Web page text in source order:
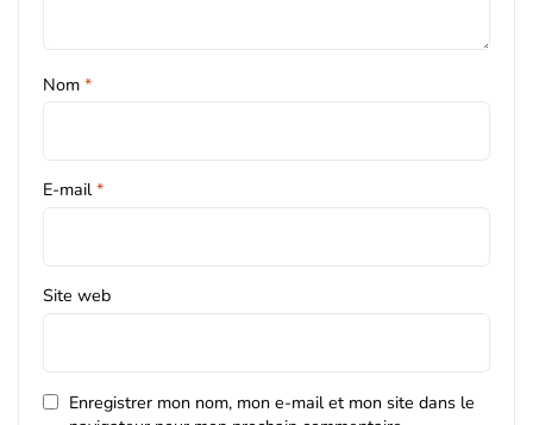
Nom *
E-mail*
Site web
Enregistrer mon nom, mon e-mail et mon site dans le